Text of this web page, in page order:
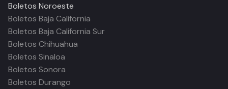
Boletos Noroeste
Boletos Baja California
Boletos Baja California Sur
Boletos Chihuahua
Boletos Sinaloa
Boletos Sonora
Boletos Durango